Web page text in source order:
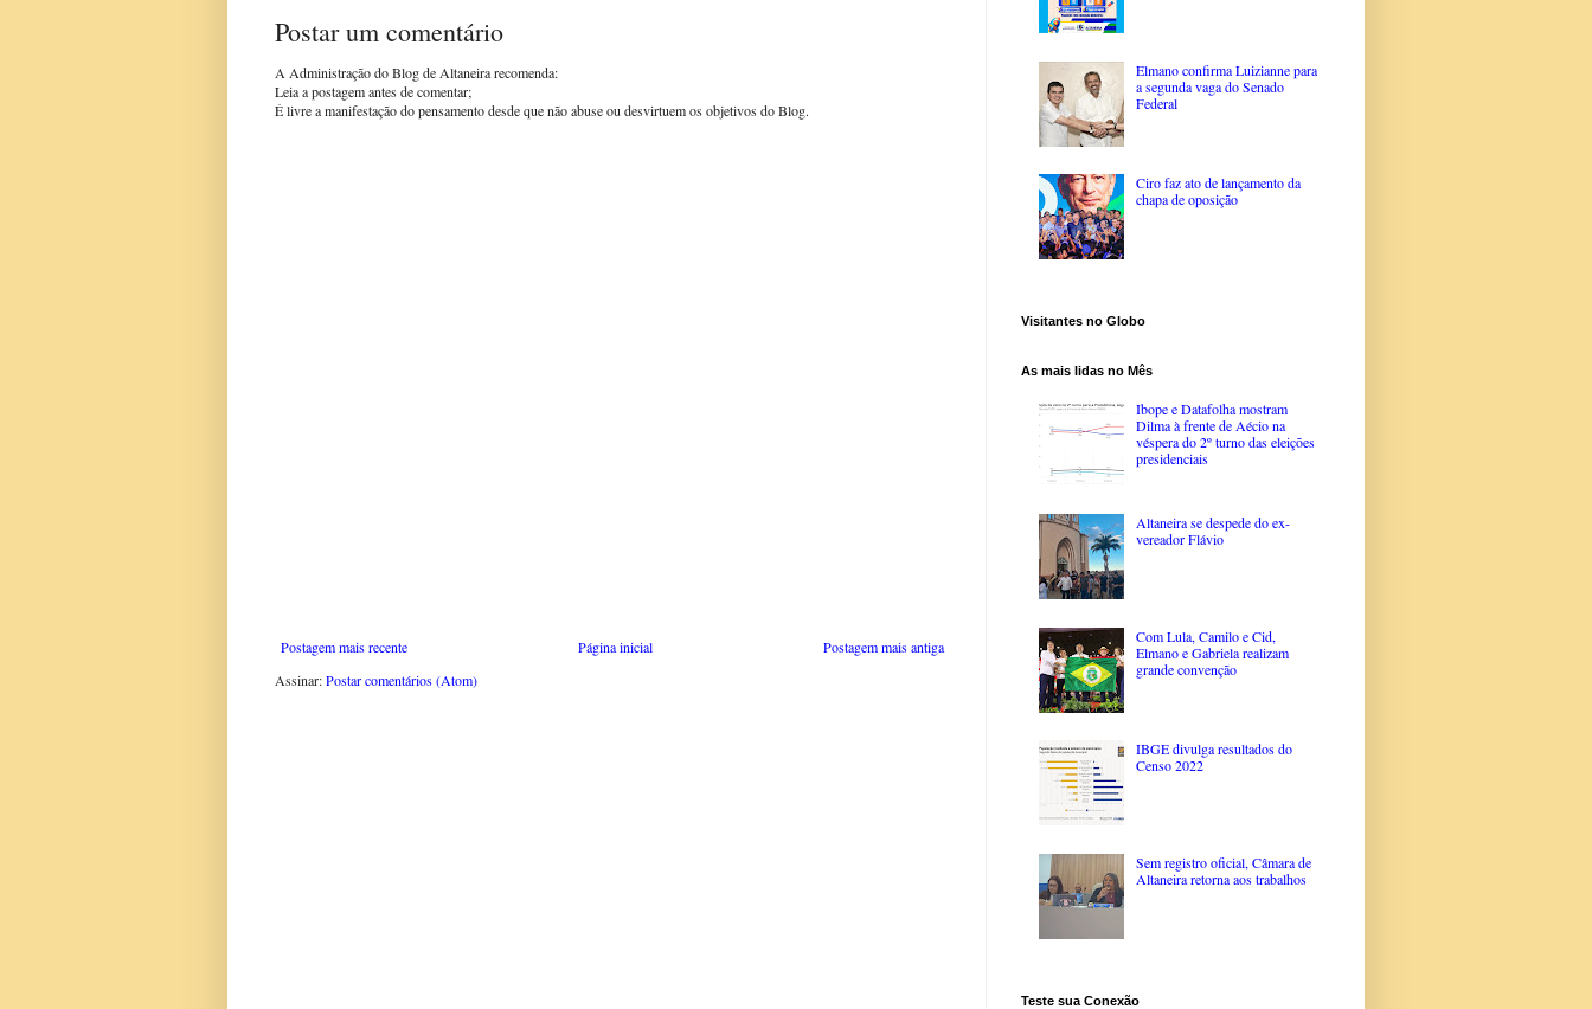
Postar um comentário
A Administração do Blog de Altaneira recomenda:
Leia a postagem antes de comentar;
É livre a manifestação do pensamento desde que não abuse ou desvirtuem os objetivos do Blog.
Postagem mais recente Postagem mais antiga
Página inicial
Assinar:Postar comentários (Atom)
Elmano confirma Luizianne para
a segunda vaga do Senado
Federal
Ciro faz ato de lançamento da
chapa de oposição
Visitantes no Globo
As mais lidas no Mês
Ibope e Datafolha mostram
Dilma à frente de Aécio na
véspera do 2º turno das eleições
presidenciais
Altaneira se despede do ex-
vereador Flávio
Com Lula, Camilo e Cid,
Elmano e Gabriela realizam
grande convenção
IBGE divulga resultados do
Censo 2022
Sem registro oficial, Câmara de
Altaneira retorna aos trabalhos
Teste sua Conexão